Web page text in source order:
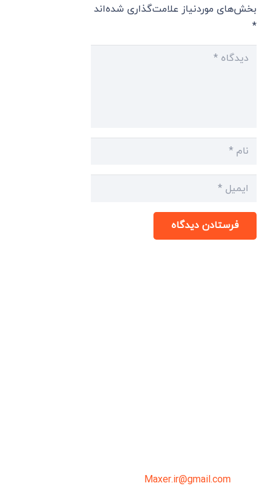
بخش‌های موردنیاز علامت‌گذاری شده‌اند
*
فرستادن دیدگاه
Maxer.ir@gmail.com